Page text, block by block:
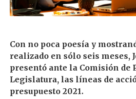
Con no poca poesía y
realizado en sólo seis meses,
presentó ante la Comisión de
Legislatura, las líneas de
presupuesto 2021.